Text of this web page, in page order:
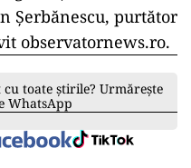
Șerbănescu, purtător
observatornews.ro.
toate știrile? Urmărește
WhatsApp